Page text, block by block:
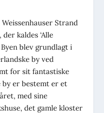
Strand
kaldes ‘Alle
blev grundlagt i
by ved
for sit fantastiske
by er bestemt er et
med sine
det gamle kloster